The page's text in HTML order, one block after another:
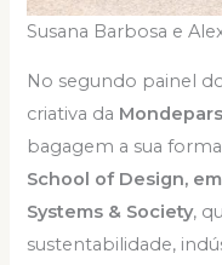
Susana Barbosa e
No segundo painel
criativa da Mondepars
bagagem a sua
School of Design,
Systems & Society,
sustentabilidade,